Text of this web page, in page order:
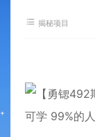
揭秘项目